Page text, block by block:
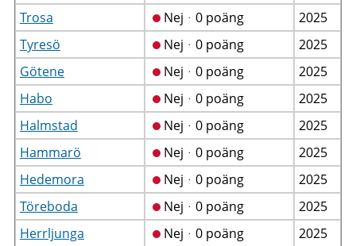
Trosa
Nejᆞ0 poäng
2025
Tyresö
Nejᆞ0 poäng
2025
Götene
Nejᆞ0 poäng
2025
Habo
Nejᆞ0 poäng
2025
Halmstad
Nejᆞ0 poäng
2025
Hammarö
Nejᆞ0 poäng
2025
Hedemora
Nejᆞ0 poäng
2025
Töreboda
Nejᆞ0 poäng
2025
Herrljunga
Nejᆞ0 poäng
2025